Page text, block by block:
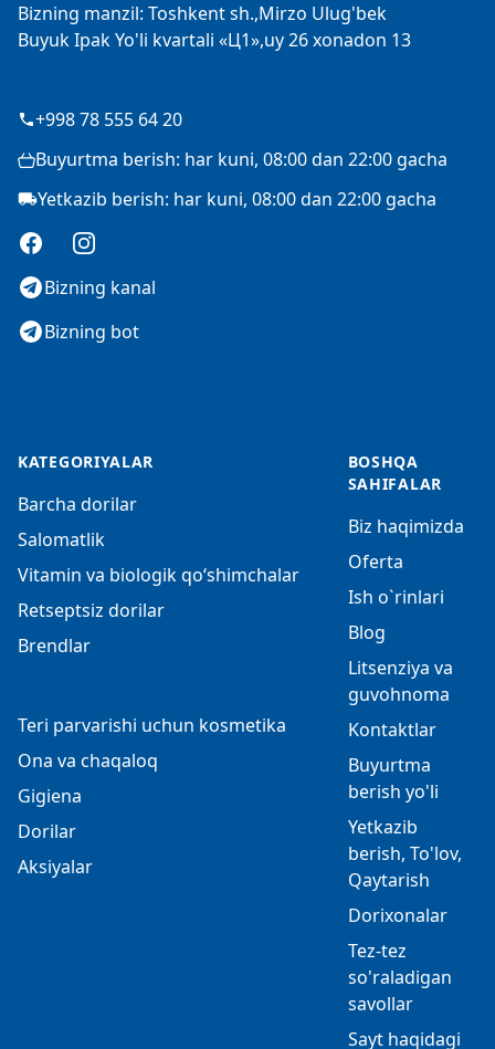
Bizning manzil: Toshkent sh.,Mirzo Ulug'bek
Buyuk Ipak Yo'li kvartali «Ц1»,uy 26 xonadon 13
+998 78 555 64 20
Buyurtma berish: har kuni, 08:00 dan 22:00 gacha
Yetkazib berish: har kuni, 08:00 dan 22:00 gacha
FacebookInstagram
Bizning kanal
Bizning bot
KATEGORIYALAR
Barcha dorilar
Salomatlik
Vitamin va biologik qo‘shimchalar
Retseptsiz dorilar
Brendlar
Teri parvarishi uchun kosmetika
Ona va chaqaloq
Gigiena
Dorilar
Aksiyalar
BOSHQA
SAHIFALAR
Biz haqimizda
Oferta
Ish o`rinlari
Blog
Litsenziya va
guvohnoma
Kontaktlar
Buyurtma
berish yo'li
Yetkazib
berish, To'lov,
Qaytarish
Dorixonalar
Tez-tez
so'raladigan
savollar
Sayt haqidagi